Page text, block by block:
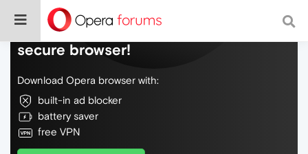
Do more on the web, with a fast and
secure browser!
Download Opera browser with:
built-in ad blocker
battery saver
free VPN